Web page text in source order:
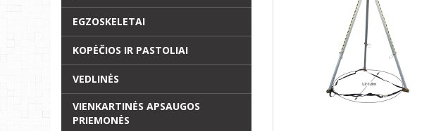
EGZOSKELETAI
KOPĖČIOS IR PASTOLIAI
VEDLINĖS
VIENKARTINĖS APSAUGOS
PRIEMONĖS